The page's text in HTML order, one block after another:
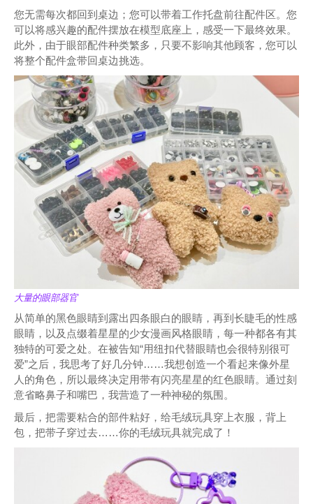
您无需每次都回到桌边；您可以带着工作托盘前往配件区。您
可以将感兴趣的配件摆放在模型底座上，感受一下最终效果。
此外，由于眼部配件种类繁多，只要不影响其他顾客，您可以
将整个配件盒带回桌边挑选。
大量的眼部器官
从简单的黑色眼睛到露出四条眼白的眼睛，再到长睫毛的性感
眼睛，以及点缀着星星的少女漫画风格眼睛，每一种都各有其
独特的可爱之处。在被告知“用纽扣代替眼睛也会很特别很可
爱”之后，我思考了好几分钟……我想创造一个看起来像外星
人的角色，所以最终决定用带有闪亮星星的红色眼睛。通过刻
意省略鼻子和嘴巴，我营造了一种神秘的氛围。
最后，把需要粘合的部件粘好，给毛绒玩具穿上衣服，背上
包，把带子穿过去……你的毛绒玩具就完成了！